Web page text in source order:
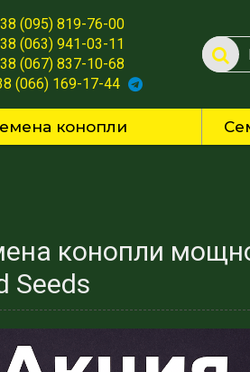
(095) 819-76-00
(063) 941-03-11
(067) 837-10-68
(066) 169-17-44
конопли
конопли
Seeds